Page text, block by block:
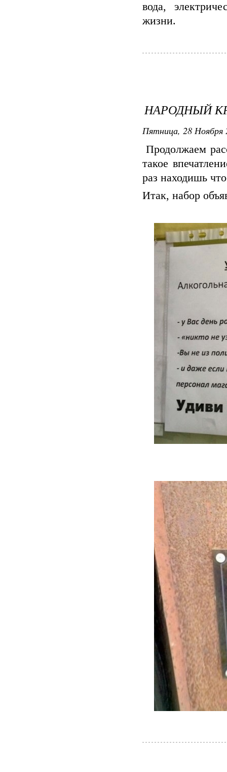
вода,
жизни.
НАРОДНЫЙ
Пятница, 28 Ноября
Продолжаем
такое
раз находишь
Итак, набор